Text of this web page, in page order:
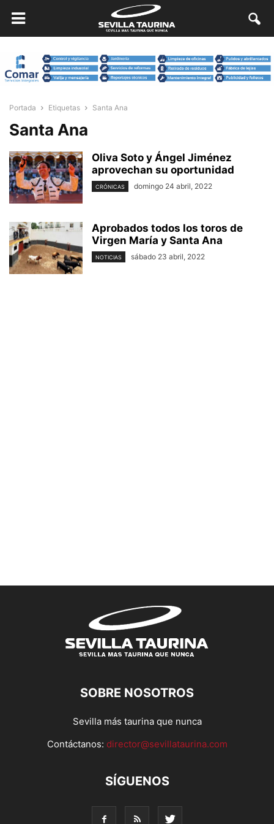
Portada Etiquetas Santa Ana
Santa Ana
Oliva Soto y Ángel Jiménez
aprovechan su oportunidad
CRÓNICAS domingo 24 abril, 2022
Aprobados todos los toros de
Virgen María y Santa Ana
NOTICIAS sábado 23 abril, 2022
SOBRE NOSOTROS
Sevilla más taurina que nunca
Contáctanos: director@sevillataurina.com
SÍGUENOS